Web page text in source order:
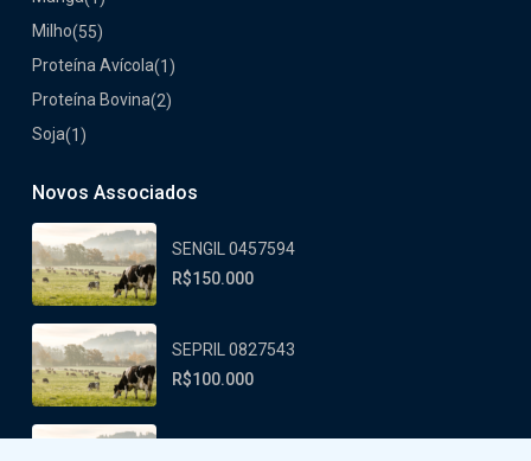
Milho(55)
Proteína Avícola(1)
Proteína Bovina(2)
Soja(1)
Novos Associados
SENGIL 0457594
R$150.000
SEPRIL 0827543
R$100.000